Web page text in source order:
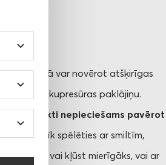
starpā var novērot atšķirīgas
akupresūras paklājiņu.
noteikti nepieciešams pavērot
patīk spēlēties ar smiltīm,
– vai kļūst mierīgāks, vai ar